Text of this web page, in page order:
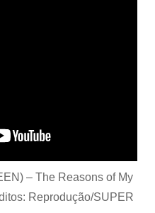
– The Reasons of My
Reprodução/SUPER